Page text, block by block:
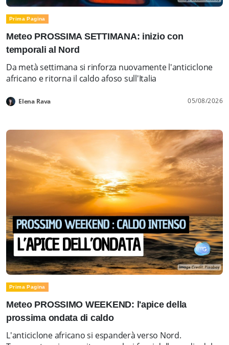
Prima Pagina
Meteo PROSSIMA SETTIMANA: inizio con
temporali al Nord
Da metà settimana si rinforza nuovamente l'anticiclone
africano e ritorna il caldo afoso sull'Italia
Elena Rava 05/08/2026
Prima Pagina
Meteo PROSSIMO WEEKEND: l'apice della
prossima ondata di caldo
L'anticiclone africano si espanderà verso Nord.